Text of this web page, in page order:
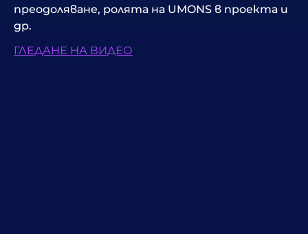
преодоляване, ролята на UMONS в проекта и
др.
ГЛЕДАНЕ НА ВИДЕО